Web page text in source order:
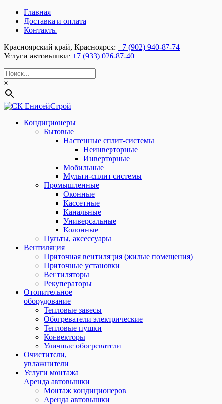
Главная
Доставка и оплата
Контакты
Красноярский край, Красноярск: +7 (902) 940-87-74
Услуги автовышки: +7 (933) 026-87-40
×
Кондиционеры
Бытовые
Настенные сплит-системы
Неинверторные
Инверторные
Мобильные
Мульти-сплит системы
Промышленные
Оконные
Кассетные
Канальные
Универсальные
Колонные
Пульты, аксессуары
Вентиляция
Приточная вентиляция (жилые помещения)
Приточные установки
Вентиляторы
Рекуператоры
Отопительное
оборудование
Тепловые завесы
Обогреватели электрические
Тепловые пушки
Конвекторы
Уличные обогреватели
Очистители,
увлажнители
Услуги монтажа
Аренда автовышки
Монтаж кондиционеров
Аренда автовышки